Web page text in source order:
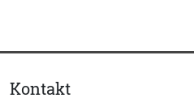
Kontakt